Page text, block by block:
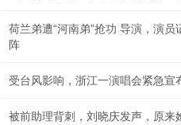
荷兰弟遭“河南弟”抢功 导演，演员
阵
受台风影响，浙江一演唱会紧急宣
被前助理背刺，刘晓庆发声，原来